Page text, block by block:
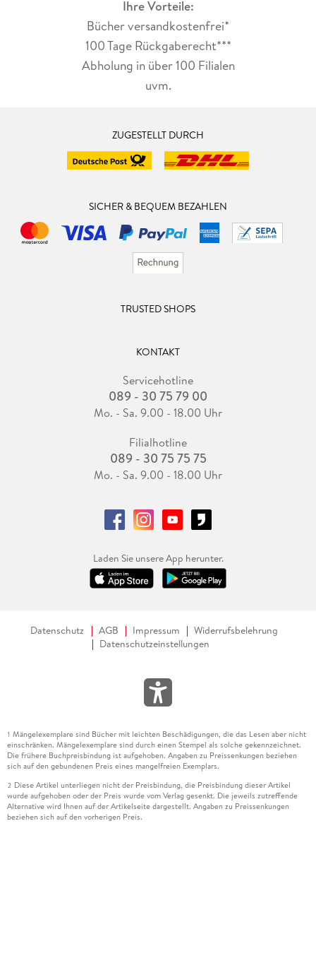
Ihre Vorteile:
Bücher versandkostenfrei*
100 Tage Rückgaberecht***
Abholung in über 100 Filialen
uvm.
ZUGESTELLT DURCH
SICHER & BEQUEM BEZAHLEN
TRUSTED SHOPS
KONTAKT
Servicehotline
089 - 30 75 79 00
Mo. - Sa. 9.00 - 18.00 Uhr
Filialhotline
089 - 30 75 75 75
Mo. - Sa. 9.00 - 18.00 Uhr
Laden Sie unsere App herunter.
Datenschutz AGB Impressum
Widerrufsbelehrung
Datenschutzeinstellungen
1 Mängelexemplare sind Bücher mit leichten Beschädigungen, die das Lesen aber nicht
einschränken. Mängelexemplare sind durch einen Stempel als solche gekennzeichnet.
Die frühere Buchpreisbindung ist aufgehoben. Angaben zu Preissenkungen beziehen
sich auf den gebundenen Preis eines mangelfreien Exemplars.
2 Diese Artikel unterliegen nicht der Preisbindung, die Preisbindung dieser Artikel
wurde aufgehoben oder der Preis wurde vom Verlag gesenkt. Die jeweils zutreffende
Alternative wird Ihnen auf der Artikelseite dargestellt. Angaben zu Preissenkungen
beziehen sich auf den vorherigen Preis.